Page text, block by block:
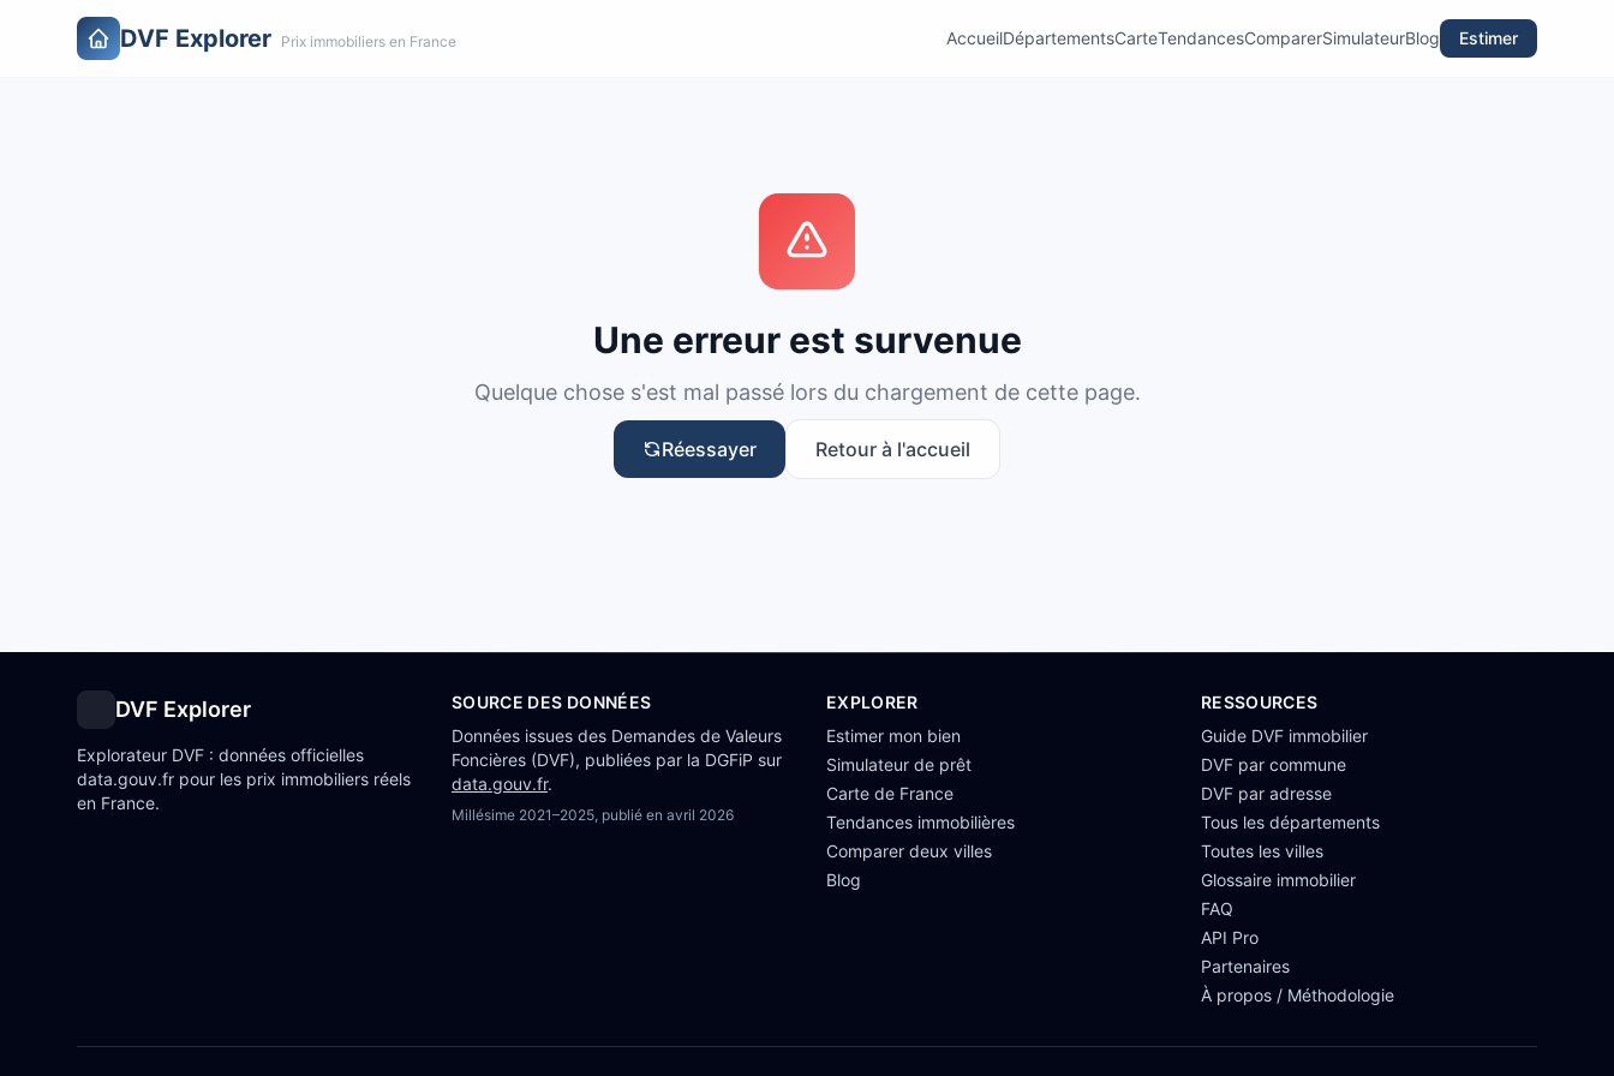
DVF Explorer Prix immobiliers en France AccueilDépartementsCarteTendancesComparerSimulateurBlog Estimer
Une erreur est survenue
Quelque chose s'est mal passé lors du chargement de cette page.
Réessayer Retour à l'accueil
DVF Explorer
Explorateur DVF : données officielles
data.gouv.fr pour les prix immobiliers réels
en France.
SOURCE DES DONNÉES
Données issues des Demandes de Valeurs
Foncières (DVF), publiées par la DGFiP sur
data.gouv.fr.
Millésime 2021–2025, publié en avril 2026
EXPLORER
Estimer mon bien
Simulateur de prêt
Carte de France
Tendances immobilières
Comparer deux villes
Blog
RESSOURCES
Guide DVF immobilier
DVF par commune
DVF par adresse
Tous les départements
Toutes les villes
Glossaire immobilier
FAQ
API Pro
Partenaires
À propos / Méthodologie